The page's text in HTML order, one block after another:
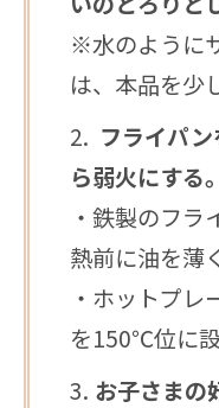
※水のように
は、本品を少
フライパ
ら弱火にする。
・鉄製のフラ
熱前に油を薄
・ホットプレ
を150℃位に設
お子さまの